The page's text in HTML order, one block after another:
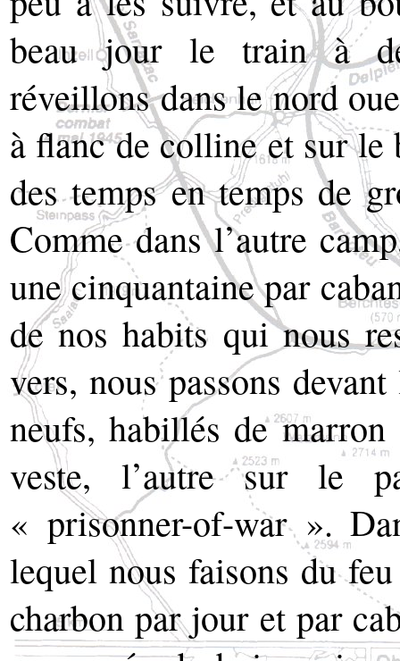
beau jour le train à
réveillons dans le nord
à flanc de colline et sur le
des temps en temps de
Comme dans l’autre
une cinquantaine par
de nos habits qui nous
vers, nous passons
neufs, habillés de
veste, l’autre sur le
« prisonner-of-war ».
lequel nous faisons du
charbon par jour et par